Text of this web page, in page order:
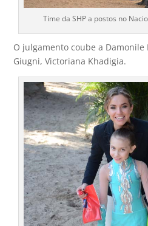
Time da SHP a postos no
O julgamento coube a Damonile
Giugni, Victoriana Khadigia.